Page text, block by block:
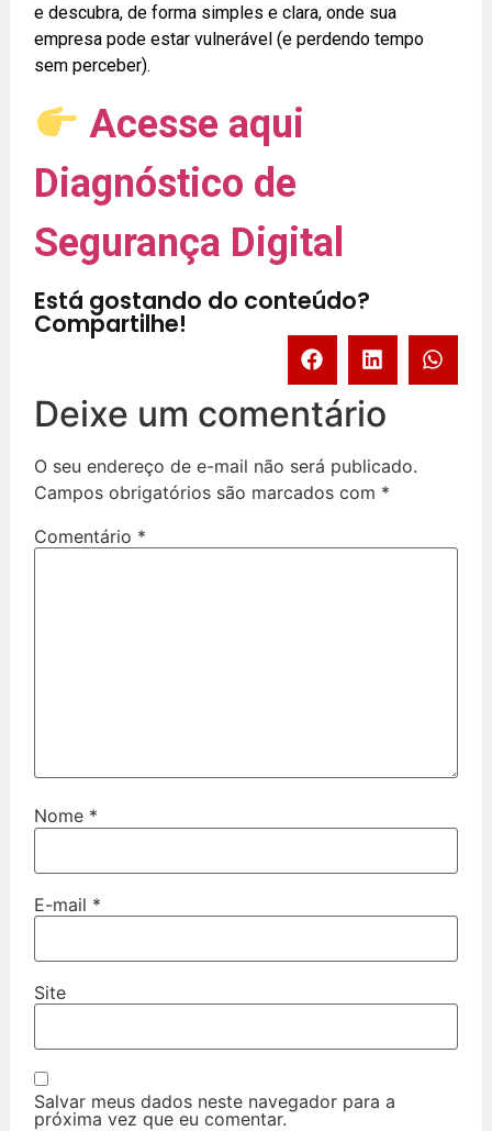
e descubra, de forma simples e clara, onde sua
empresa pode estar vulnerável (e perdendo tempo
sem perceber).
Acesse aqui
Diagnóstico de
Segurança Digital
Está gostando do conteúdo?
Compartilhe!
Deixe um comentário
O seu endereço de e-mail não será publicado.
Campos obrigatórios são marcados com *
Comentário *
Nome *
E-mail *
Site
Salvar meus dados neste navegador para a
próxima vez que eu comentar.